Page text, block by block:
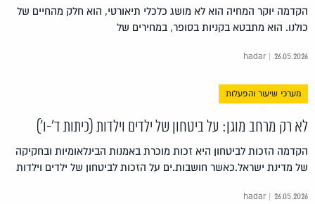
הקדמה יוקר המחיה הוא לא מושג כלכלי תיאורטי, הוא חלק מהחיים של
כולנו. הוא מתבטא בקניות בסופר, במחירים של
hadar | 26.05.2026
מערכי שיעור והפעלות
לא רק מרחב מוגן: על ביטחון של ילדים וילדות (כיתות ד'-ו')
הקדמה הזכות לביטחון היא זכות מוכרת באמנות הבינלאומיות ובחקיקה
של מדינת ישראל.כאשר חושבות.ים על הזכות לביטחון של ילדים וילדות
hadar | 26.05.2026